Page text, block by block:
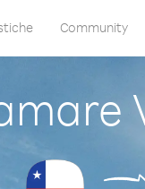
Community